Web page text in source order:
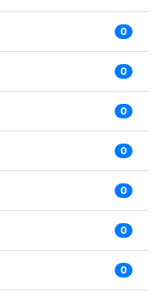
0
0
0
0
0
0
0